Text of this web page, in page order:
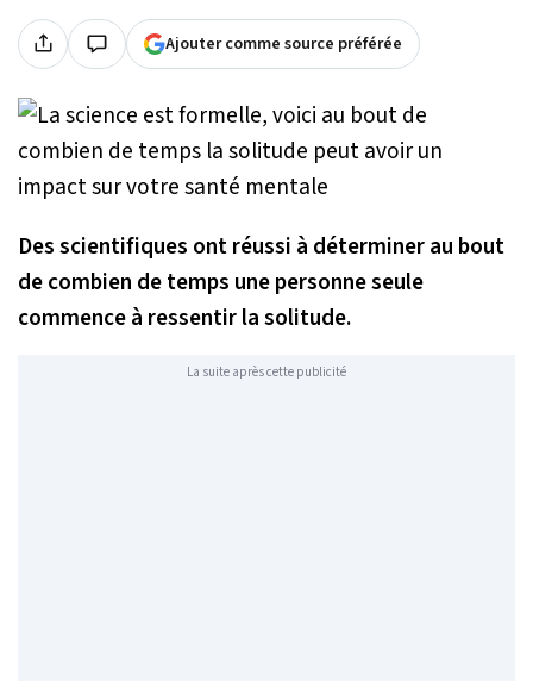
Ajouter comme source préférée
Des scientifiques ont réussi à déterminer au bout
de combien de temps une personne seule
commence à ressentir la solitude.
La suite après cette publicité